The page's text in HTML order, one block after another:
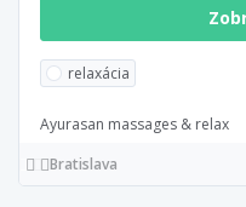
relaxácia
Ayurasan massages & relax
Bratislava